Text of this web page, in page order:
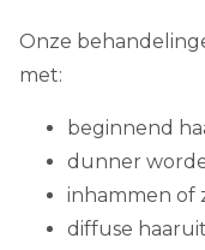
Onze
met:
beginnend
dunner
inhammen of
diffuse